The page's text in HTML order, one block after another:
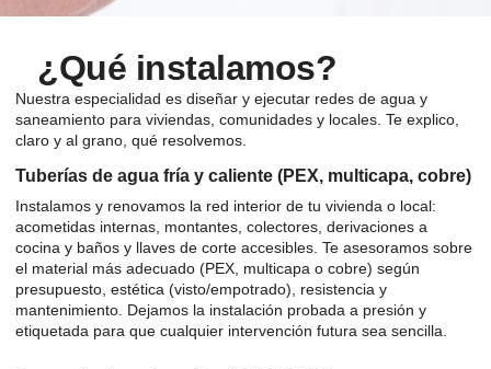
¿Qué instalamos?
Nuestra especialidad es diseñar y ejecutar redes de agua y
saneamiento para viviendas, comunidades y locales. Te explico,
claro y al grano, qué resolvemos.
Tuberías de agua fría y caliente (PEX, multicapa, cobre)
Instalamos y renovamos la red interior de tu vivienda o local:
acometidas internas, montantes, colectores, derivaciones a
cocina y baños y llaves de corte accesibles. Te asesoramos sobre
el material más adecuado (PEX, multicapa o cobre) según
presupuesto, estética (visto/empotrado), resistencia y
mantenimiento. Dejamos la instalación probada a presión y
etiquetada para que cualquier intervención futura sea sencilla.